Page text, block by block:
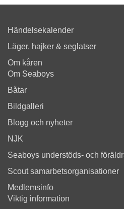
Händelsekalender
Läger, hajker & seglatser
Om kåren
Om Seaboys
Båtar
Bildgalleri
Blogg och nyheter
NJK
Seaboys understöds- och
Scout samarbetsorganisationer
Medlemsinfo
Viktig information